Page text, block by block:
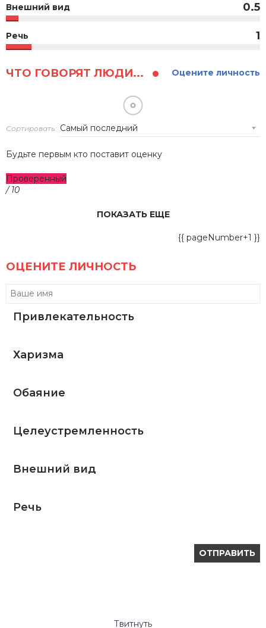
Внешний вид 0.5
Речь 1
ЧТО ГОВОРЯТ ЛЮДИ... Оцените личность
Сортировать:
Будьте первым кто поставит оценку
Проверенный
/ 10
ПОКАЗАТЬ ЕЩЕ
{{ pageNumber+1 }}
ОЦЕНИТЕ ЛИЧНОСТЬ
Привлекательность
Харизма
Обаяние
Целеустремленность
Внешний вид
Речь
Твитнуть